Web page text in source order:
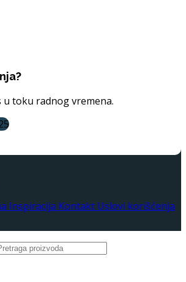
u toku radnog vremena.
Inspiracija Kontakt Uslovi korišćenja